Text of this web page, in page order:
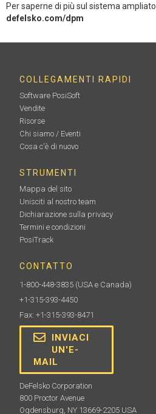
Per saperne di più sul sistema ampliato
defelsko.com/dpm
COLLEGAMENTI RAPIDI
Software PosiSoft
Vendite
Risorse
Chi siamo / Eventi
Cosa c'è di nuovo
STRUMENTI
Mappa del sito
Unisciti al nostro team
Dichiarazione sulla privacy
Termini e condizioni
PosiTrack
CONTATTO
1-800-448-3835 (USA e Canada)
+1-315-393-4450
Fax: +1-315-393-8471
INVIACI
UN'E-
MAIL
DeFelsko Corporation
800 Proctor Avenue
Ogdensburg, NY 13669-2205 USA